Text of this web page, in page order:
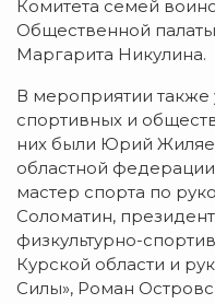
Комитета семей
Общественной
Маргарита Никулина.
В мероприятии также
спортивных и
них были Юрий
областной
мастер спорта по
Соломатин,
физкультурно-
Курской области и
Силы», Роман